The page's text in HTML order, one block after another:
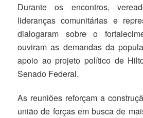
Durante os encontros,
lideranças comunitárias e
dialogaram sobre o
ouviram as demandas da
apoio ao projeto político de
Senado Federal.
As reuniões reforçam a
união de forças em busca de